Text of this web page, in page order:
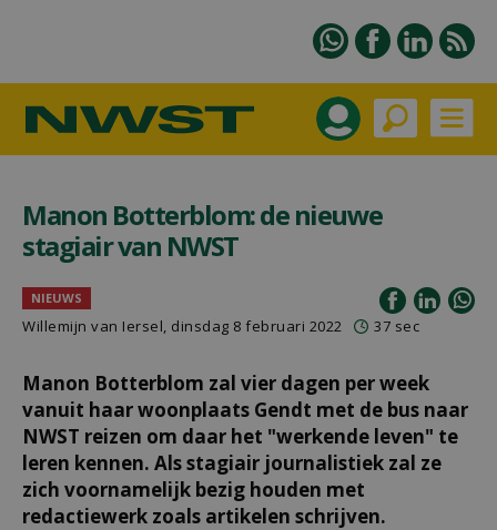
Manon Botterblom: de nieuwe
stagiair van NWST
NIEUWS
Willemijn van Iersel, dinsdag 8 februari 2022 37 sec
Manon Botterblom zal vier dagen per week
vanuit haar woonplaats Gendt met de bus naar
NWST reizen om daar het "werkende leven" te
leren kennen. Als stagiair journalistiek zal ze
zich voornamelijk bezig houden met
redactiewerk zoals artikelen schrijven.